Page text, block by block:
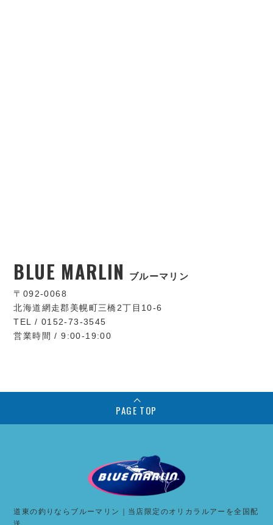
BLUE MARLIN ブルーマリン
〒092-0068
北海道網走郡美幌町三橋2丁目10-6
TEL / 0152-73-3545
営業時間 / 9:00-19:00
PAGE TOP
道東の釣りならブルーマリン｜当店限定のオリカラルアーを全国配